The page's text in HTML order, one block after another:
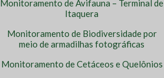
Monitoramento de Avifauna – Terminal de
Itaquera
Monitoramento de Biodiversidade por
meio de armadilhas fotográficas
Monitoramento de Cetáceos e Quelônios